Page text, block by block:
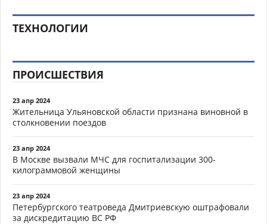
ТЕХНОЛОГИИ
ПРОИСШЕСТВИЯ
23 апр 2024
Жительница Ульяновской области признана виновной в
столкновении поездов
23 апр 2024
В Москве вызвали МЧС для госпитализации 300-
килограммовой женщины
23 апр 2024
Петербургского театроведа Дмитриевскую оштрафовали
за дискредитацию ВС РФ